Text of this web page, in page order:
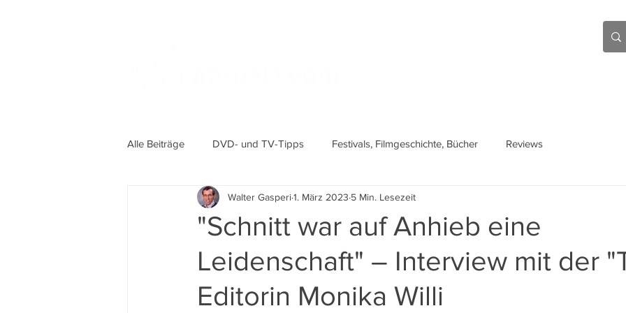
Alle Beiträge DVD- und TV-Tipps Festivals, Filmgeschichte, Bücher Reviews
"Schnitt war auf Anhieb eine
Leidenschaft" – Interview mit der
Editorin Monika Willi
Walter Gasperi1. März 2023 5 Min. Lesezeit